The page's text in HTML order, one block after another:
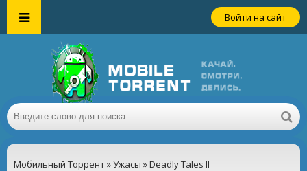
Войти на сайт
Мобильный Торрент»Ужасы » Deadly Tales II